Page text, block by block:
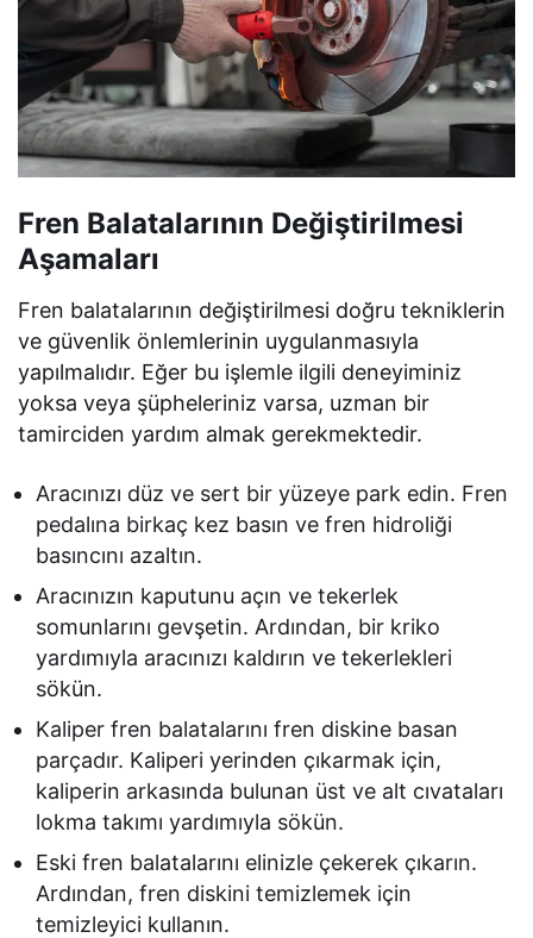
Fren Balatalarının Değiştirilmesi
Aşamaları
Fren balatalarının değiştirilmesi doğru tekniklerin
ve güvenlik önlemlerinin uygulanmasıyla
yapılmalıdır. Eğer bu işlemle ilgili deneyiminiz
yoksa veya şüpheleriniz varsa, uzman bir
tamirciden yardım almak gerekmektedir.
Aracınızı düz ve sert bir yüzeye park edin. Fren
pedalına birkaç kez basın ve fren hidroliği
basıncını azaltın.
Aracınızın kaputunu açın ve tekerlek
somunlarını gevşetin. Ardından, bir kriko
yardımıyla aracınızı kaldırın ve tekerlekleri
sökün.
Kaliper fren balatalarını fren diskine basan
parçadır. Kaliperi yerinden çıkarmak için,
kaliperin arkasında bulunan üst ve alt cıvataları
lokma takımı yardımıyla sökün.
Eski fren balatalarını elinizle çekerek çıkarın.
Ardından, fren diskini temizlemek için
temizleyici kullanın.